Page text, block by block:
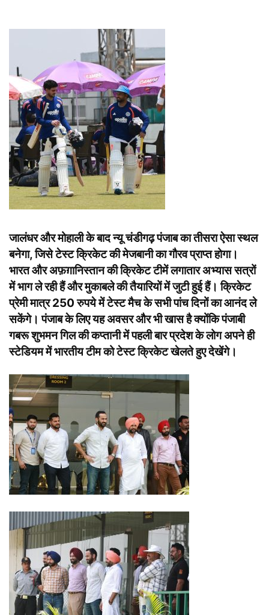
जालंधर और मोहाली के बाद न्यू चंडीगढ़ पंजाब का तीसरा ऐसा स्थल
बनेगा, जिसे टेस्ट क्रिकेट की मेजबानी का गौरव प्राप्त होगा।
भारत और अफ़ग़ानिस्तान की क्रिकेट टीमें लगातार अभ्यास सत्रों
में भाग ले रही हैं और मुकाबले की तैयारियों में जुटी हुई हैं। क्रिकेट
प्रेमी मात्र 250 रुपये में टेस्ट मैच के सभी पांच दिनों का आनंद ले
सकेंगे। पंजाब के लिए यह अवसर और भी खास है क्योंकि पंजाबी
गबरू शुभमन गिल की कप्तानी में पहली बार प्रदेश के लोग अपने ही
स्टेडियम में भारतीय टीम को टेस्ट क्रिकेट खेलते हुए देखेंगे।